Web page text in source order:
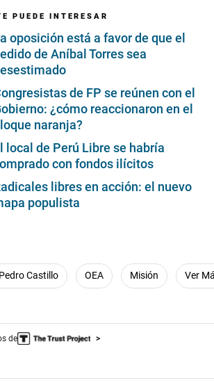
PUEDE INTERESAR
oposición está a favor de que el
de Aníbal Torres sea
de FP se reúnen con el
¿cómo reaccionaron en el
naranja?
local de Perú Libre se habría
con fondos ilícitos
libres en acción: el nuevo
populista
Pedro Castillo OEA Misión Ver
de